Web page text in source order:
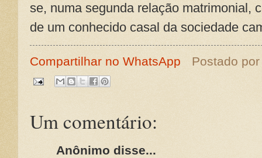
se, numa segunda relação matrimonial,
de um conhecido casal da sociedade
Compartilhar no WhatsApp Postado
Um comentário:
Anônimo disse...